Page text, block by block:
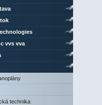
vvs vva
technika